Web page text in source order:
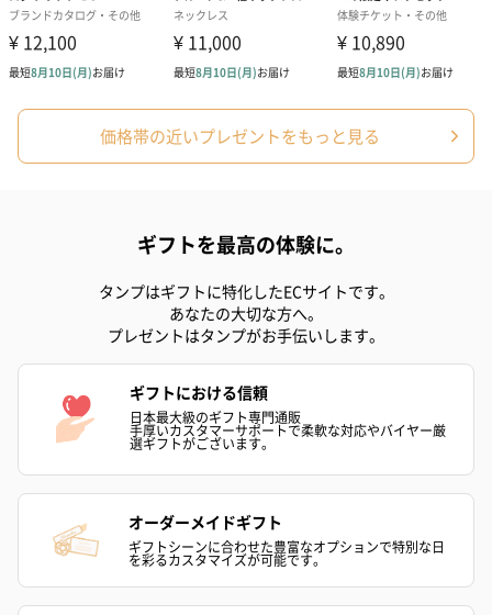
価格帯の近いプレゼントをもっと見る
ギフトを最高の体験に。
タンプはギフトに特化したECサイトです。
あなたの大切な方へ。
プレゼントはタンプがお手伝いします。
ギフトにおける信頼
日本最大級のギフト専門通販
手厚いカスタマーサポートで柔軟な対応やバイヤー厳
選ギフトがございます。
オーダーメイドギフト
ギフトシーンに合わせた豊富なオプションで特別な日
を彩るカスタマイズが可能です。